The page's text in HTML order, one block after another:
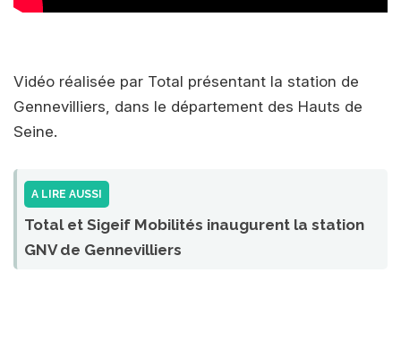
Vidéo réalisée par Total présentant la station de
Gennevilliers, dans le département des Hauts de
Seine.
A LIRE AUSSI
Total et Sigeif Mobilités inaugurent la station
GNV de Gennevilliers